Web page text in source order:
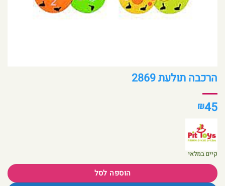
הרכבה תולעת 2869
₪45
קיים במלאי
הוספה לסל